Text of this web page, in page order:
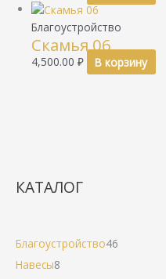
КАТАЛОГ
Благоустройство46
Навесы8
Благоустройство
Скамья 06
4,500.00 ₽ В корзину